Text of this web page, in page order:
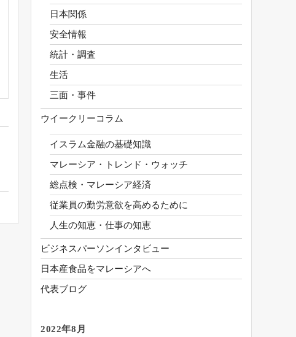
日本関係
安全情報
統計・調査
生活
三面・事件
ウイークリーコラム
イスラム金融の基礎知識
マレーシア・トレンド・ウォッチ
総点検・マレーシア経済
従業員の勤労意欲を高めるために
人生の知恵・仕事の知恵
ビジネスパーソンインタビュー
日本産食品をマレーシアへ
代表ブログ
2022年8月